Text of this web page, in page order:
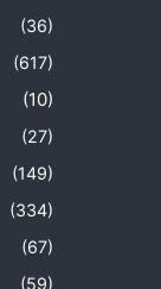
(36)
(617)
(10)
(27)
(149)
(334)
(67)
(59)